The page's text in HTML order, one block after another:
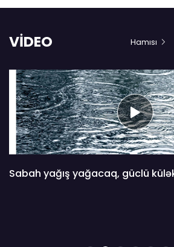
VİDEO Hamısı
Sabah yağış yağacaq, güclü